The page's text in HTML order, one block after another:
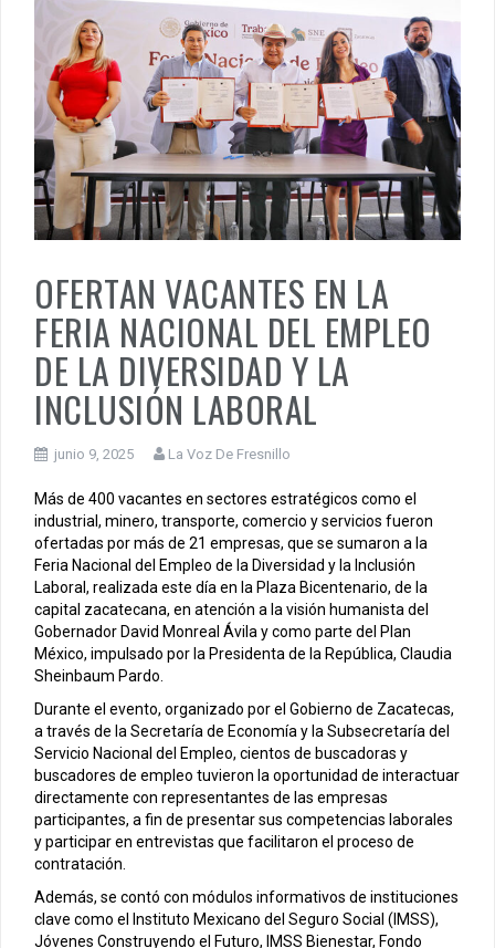
OFERTAN VACANTES EN LA
FERIA NACIONAL DEL EMPLEO
DE LA DIVERSIDAD Y LA
INCLUSIÓN LABORAL
junio 9, 2025 La Voz De Fresnillo
Más de 400 vacantes en sectores estratégicos como el
industrial, minero, transporte, comercio y servicios fueron
ofertadas por más de 21 empresas, que se sumaron a la
Feria Nacional del Empleo de la Diversidad y la Inclusión
Laboral, realizada este día en la Plaza Bicentenario, de la
capital zacatecana, en atención a la visión humanista del
Gobernador David Monreal Ávila y como parte del Plan
México, impulsado por la Presidenta de la República, Claudia
Sheinbaum Pardo.
Durante el evento, organizado por el Gobierno de Zacatecas,
a través de la Secretaría de Economía y la Subsecretaría del
Servicio Nacional del Empleo, cientos de buscadoras y
buscadores de empleo tuvieron la oportunidad de interactuar
directamente con representantes de las empresas
participantes, a fin de presentar sus competencias laborales
y participar en entrevistas que facilitaron el proceso de
contratación.
Además, se contó con módulos informativos de instituciones
clave como el Instituto Mexicano del Seguro Social (IMSS),
Jóvenes Construyendo el Futuro, IMSS Bienestar, Fondo